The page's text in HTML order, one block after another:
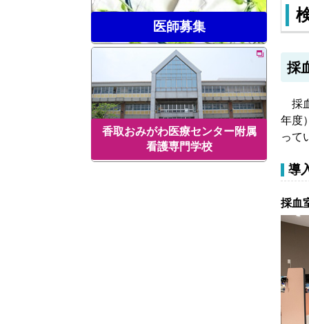
採
採
年度
って
導
採血
医師募集
香取おみがわ医療センター附属
看護専門学校